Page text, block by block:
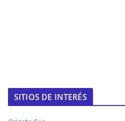
SITIOS DE INTERÉS